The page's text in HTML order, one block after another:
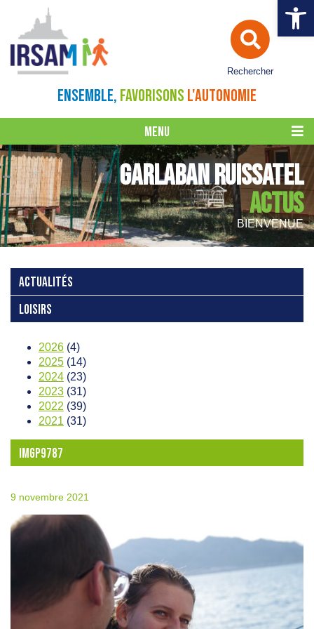
Ouvrir
Rechercher
ENSEMBLE, FAVORISONS L'AUTONOMIE
MENU
GARLABAN RUISSATEL
ACTUS
BIENVENUE
ACTUALITÉS
LOISIRS
2026 (4)
2025 (14)
2024 (23)
2023 (31)
2022 (39)
2021 (31)
IMGP9787
9 novembre 2021